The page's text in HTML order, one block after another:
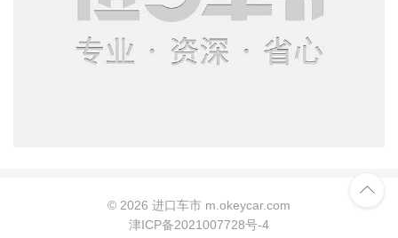
© 2026 进口车市 m.okeycar.com
津ICP备2021007728号-4
